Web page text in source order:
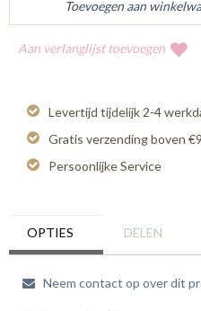
Aan verlanglijst toevoegen
Levertijd tijdelijk 2-4
Gratis verzending boven
Persoonlijke Service
OPTIES DELEN
Neem contact op over dit